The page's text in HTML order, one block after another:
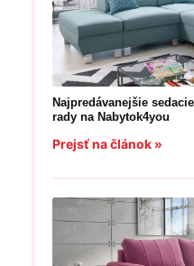
Najpredávanejšie
rady na Nabytok4you
Prejsť na článok »